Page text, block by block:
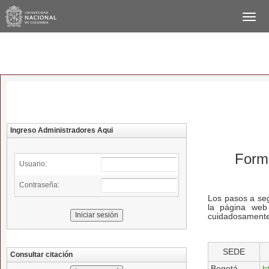
Ingreso Administradores Aqui
Usuario:
Contraseña:
Iniciar sesión
Consultar citación
Los pasos a
la página
SEDE